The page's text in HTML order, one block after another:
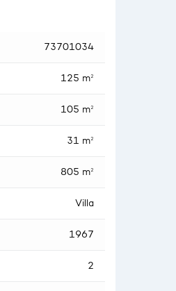
73701034
125 m²
105 m²
31 m²
805 m²
Villa
1967
2